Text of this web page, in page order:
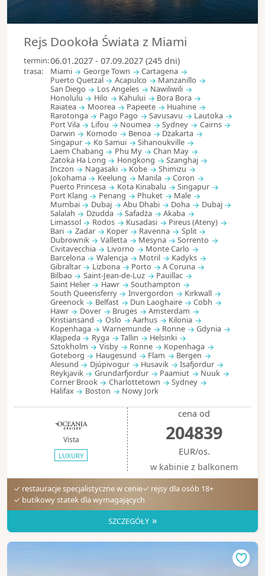
Rejs Dookoła Świata z Miami
termin:06.01.2027 - 07.09.2027 (245 dni)
trasa: Miami George Town
Cartagena
Puerto Quetzal
Acapulco
Manzanillo
San Diego
Los Angeles
Nawiliwili
Honolulu
Hilo Kahului
Bora Bora
Raiatea
Moorea Papeete
Huahine
Rarotonga
Pago Pago Savusavu
Lautoka
Port Vila
Lifou Noumea Sydney
Cairns
Darwin
Komodo Benoa
Dżakarta
Singapur
Ko Samui
Sihanoukville
Laem Chabang
Phu My
Chan May
Zatoka Ha Long
Hongkong
Szanghaj
Inczon
Nagasaki Kobe
Shimizu
Jokohama
Keelung Manila
Coron
Puerto Princesa
Kota Kinabalu
Singapur
Port Klang
Penang Phuket
Male
Mumbai
Dubaj Abu Dhabi Doha
Dubaj
Salalah
Dżudda Safadża
Akaba
Limassol
Rodos Kusadasi
Pireus (Ateny)
Bari
Zadar Koper Ravenna
Split
Dubrownik
Valletta Mesyna
Sorrento
Civitavecchia
Livorno
Monte Carlo
Barcelona
Walencja Motril
Kadyks
Gibraltar
Lizbona Porto
A Coruna
Bilbao
Saint-Jean-de-Luz
Pauillac
Saint Helier
Hawr
Southampton
South Queensferry
Invergordon
Kirkwall
Greenock
Belfast Dun Laoghaire
Cobh
Hawr
Dover Bruges
Amsterdam
Kristiansand
Oslo Aarhus
Kilonia
Kopenhaga
Warnemunde Ronne
Gdynia
Kłajpeda
Ryga Tallin
Helsinki
Sztokholm
Visby Ronne
Kopenhaga
Goteborg
Haugesund Flam
Bergen
Alesund
Djúpivogur Husavik
Isafjordur
Reykjavik
Grundarfjordur Paamiut
Nuuk
Corner Brook
Charlottetown
Sydney
Halifax
Boston Nowy Jork
Vista
LUXURY
cena od
204839
EUR/os.
w kabinie z balkonem
✓ restauracje specjalistyczne w cenie✓ rejsy dla osób 18+
✓ butikowy statek dla wymagających
SZCZEGÓŁY »